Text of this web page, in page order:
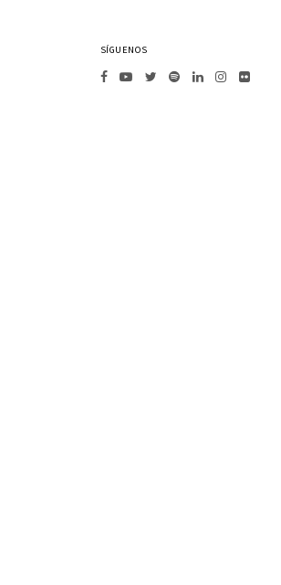
SÍGUENOS